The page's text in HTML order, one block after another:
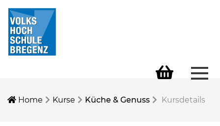
Home Kurse Küche & Genuss Kursdetails